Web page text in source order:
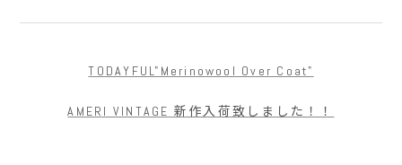
TODAYFUL"Merinowool Over Coat"
AMERI VINTAGE 新作入荷致しました！！